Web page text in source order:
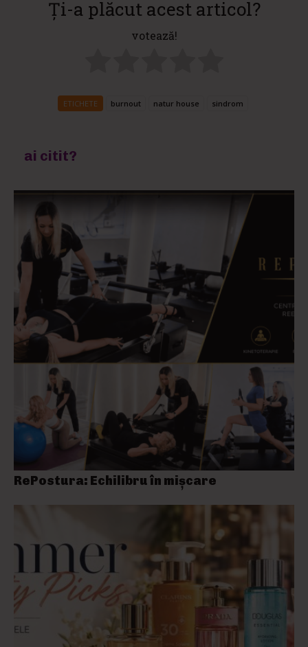
Ți-a plăcut acest articol?
votează!
ETICHETE burnout natur house sindrom
ai citit?
RePostura: Echilibru în mișcare